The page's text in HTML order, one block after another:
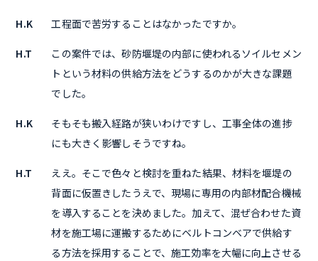
H.K 工程面で苦労することはなかったですか。
H.T
この案件では、砂防堰堤の内部に使われるソイルセメン
トという材料の供給方法をどうするのかが大きな課題
でした。
H.K
そもそも搬入経路が狭いわけですし、工事全体の進捗
にも大きく影響しそうですね。
H.T
ええ。そこで色々と検討を重ねた結果、材料を堰堤の
背面に仮置きしたうえで、現場に専用の内部材配合機械
を導入することを決めました。加えて、混ぜ合わせた資
材を施工場に運搬するためにベルトコンベアで供給す
る方法を採用することで、施工効率を大幅に向上させる